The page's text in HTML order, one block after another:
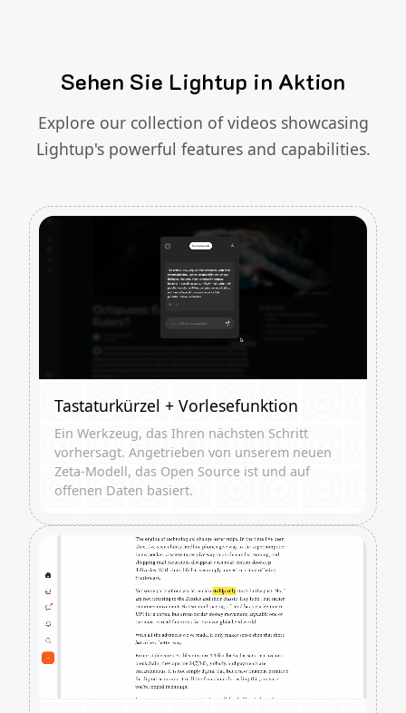
Sehen Sie Lightup in Aktion
Explore our collection of videos showcasing
Lightup's powerful features and capabilities.
Tastaturkürzel + Vorlesefunktion
Ein Werkzeug, das Ihren nächsten Schritt
vorhersagt. Angetrieben von unserem neuen
Zeta-Modell, das Open Source ist und auf
offenen Daten basiert.